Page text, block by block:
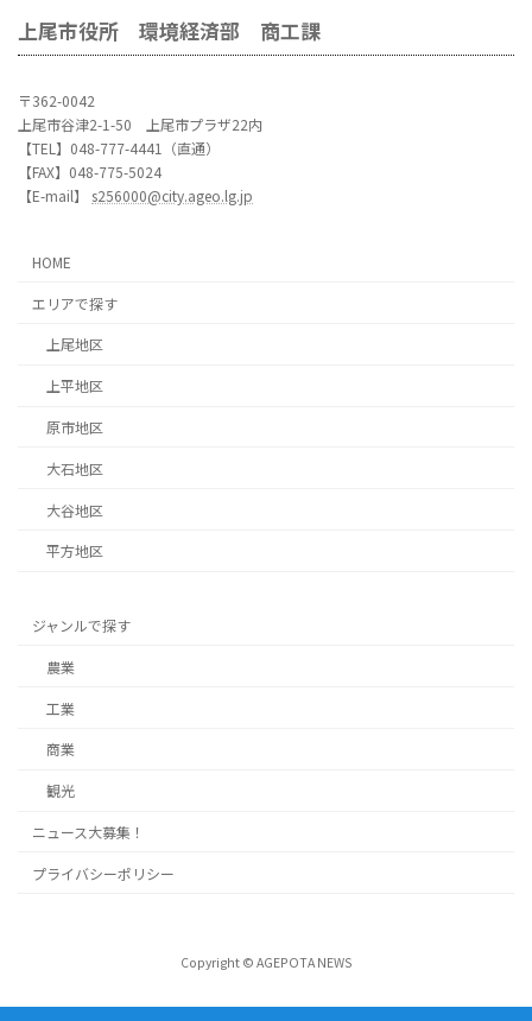
上尾市役所 環境経済部 商工課
〒362-0042
上尾市谷津2-1-50 上尾市プラザ22内
【TEL】048-777-4441（直通）
【FAX】048-775-5024
【E-mail】 s256000@city.ageo.lg.jp
HOME
エリアで探す
上尾地区
上平地区
原市地区
大石地区
大谷地区
平方地区
ジャンルで探す
農業
工業
商業
観光
ニュース大募集！
プライバシーポリシー
Copyright © AGEPOTA NEWS